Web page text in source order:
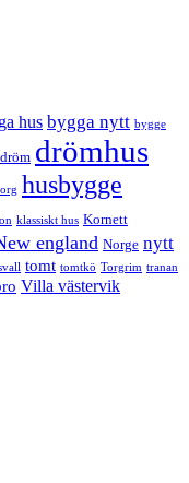
hus bygga nytt bygge
dröm drömhus
husbygge
klassiskt hus Kornett
england Norge nytt
tomt tomtkö Torgrim tranan
Villa västervik